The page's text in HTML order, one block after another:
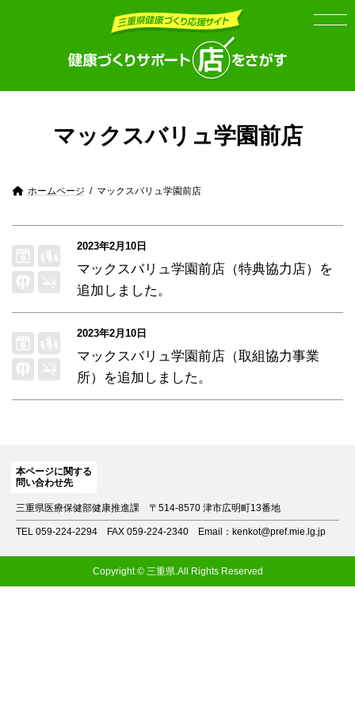
マックスバリュ学園前店
ホームページ マックスバリュ学園前店
2023年2月10日
マックスバリュ学園前店（特典協力店）
を
追加しました。
2023年2月10日
マックスバリュ学園前店（取組協力事業
所）
を追加しました。
本ページに関する
問い合わせ先
三重県医療保健部健康推進課 〒514-8570 津市広明町13番地
TEL 059-224-2294 FAX 059-224-2340 Email：kenkot@pref.mie.lg.jp
Copyright © 三重県.All Rights Reserved